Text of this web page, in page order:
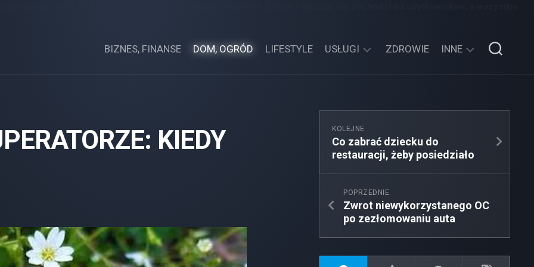
BIZNES, FINANSE DOM, OGRÓD LIFESTYLE USŁUGI ZDROWIE INNE
MOTORYZACJA,
KIEDY
KOLEJNE
Co zabrać dziecku do
restauracji, żeby posiedziało
POPRZEDNIE
Zwrot niewykorzystanego OC
po zezłomowaniu auta